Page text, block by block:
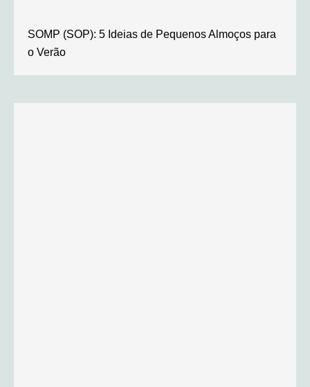
SOMP (SOP): 5 Ideias de Pequenos Almoços para
o Verão